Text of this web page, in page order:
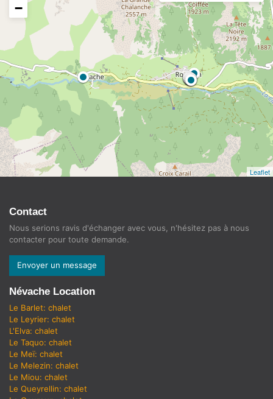
−
Leaflet
Contact
Nous serions ravis d'échanger avec vous, n'hésitez pas à nous
contacter pour toute demande.
Envoyer un message
Névache Location
Le Barlet: chalet
Le Leyrier: chalet
L'Elva: chalet
Le Taquo: chalet
Le Meï: chalet
Le Melezin: chalet
Le Miou: chalet
Le Queyrellin: chalet